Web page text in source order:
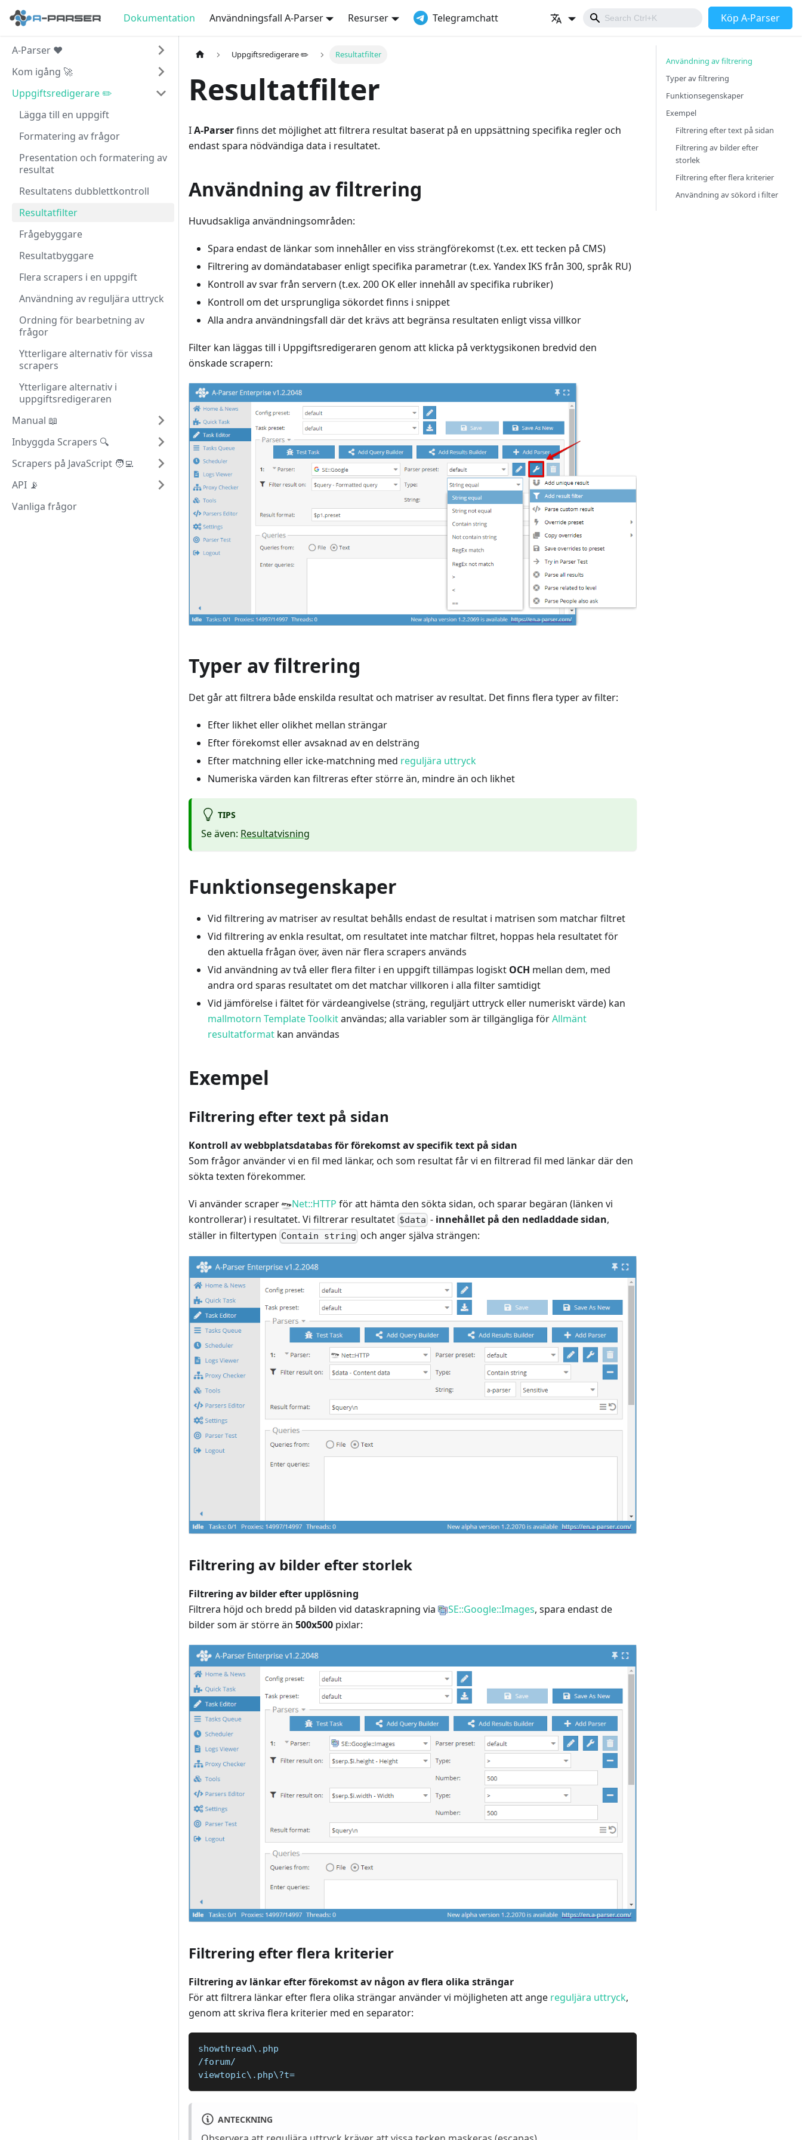
Dokumentation Användningsfall A-Parser Resurser Telegramchatt Köp A-Parser
A-Parser ❤️
Kom igång 🚀
Uppgiftsredigerare ✏️
Lägga till en uppgift
Formatering av frågor
Presentation och formatering av
resultat
Resultatens dubblettkontroll
Resultatfilter
Frågebyggare
Resultatbyggare
Flera scrapers i en uppgift
Användning av reguljära uttryck
Ordning för bearbetning av
frågor
Ytterligare alternativ för vissa
scrapers
Ytterligare alternativ i
uppgiftsredigeraren
Manual 📖
Inbyggda Scrapers 🔍
Scrapers på JavaScript 🧑‍💻
API 📡
Vanliga frågor
Uppgiftsredigerare ✏️ Resultatfilter
Resultatfilter
IA-Parserfinns det möjlighet att filtrera resultat baserat på en uppsättning specifika regler och
endast spara nödvändiga data i resultatet.
Användning av filtrering
Huvudsakliga användningsområden:
Spara endast de länkar som innehåller en viss strängförekomst (t.ex. ett tecken på CMS)
Filtrering av domändatabaser enligt specifika parametrar (t.ex. Yandex IKS från 300, språk RU)
Kontroll av svar från servern (t.ex. 200 OK eller innehåll av specifika rubriker)
Kontroll om det ursprungliga sökordet finns i snippet
Alla andra användningsfall där det krävs att begränsa resultaten enligt vissa villkor
Filter kan läggas till i Uppgiftsredigeraren genom att klicka på verktygsikonen bredvid den
önskade scrapern:
Typer av filtrering
Det går att filtrera både enskilda resultat och matriser av resultat. Det finns flera typer av filter:
Efter likhet eller olikhet mellan strängar
Efter förekomst eller avsaknad av en delsträng
Efter matchning eller icke-matchning med reguljära uttryck
Numeriska värden kan filtreras efter större än, mindre än och likhet
TIPS
Se även: Resultatvisning
Funktionsegenskaper
Vid filtrering av matriser av resultat behålls endast de resultat i matrisen som matchar filtret
Vid filtrering av enkla resultat, om resultatet inte matchar filtret, hoppas hela resultatet för
den aktuella frågan över, även när flera scrapers används
Vid användning av två eller flera filter i en uppgift tillämpas logiskt OCH mellan dem, med
andra ord sparas resultatet om det matchar villkoren i alla filter samtidigt
Vid jämförelse i fältet för värdeangivelse (sträng, reguljärt uttryck eller numeriskt värde) kan
mallmotorn Template Toolkitanvändas; alla variabler som är tillgängliga förAllmänt
resultatformat kan användas
Exempel
Filtrering efter text på sidan
Kontroll av webbplatsdatabas för förekomst av specifik text på sidan
Som frågor använder vi en fil med länkar, och som resultat får vi en filtrerad fil med länkar där den
sökta texten förekommer.
Vi använder scraper Net::HTTP för att hämta den sökta sidan, och sparar begäran (länken vi
kontrollerar) i resultatet. Vi filtrerar resultatet $data - innehållet på den nedladdade sidan,
ställer in filtertypen Contain string och anger själva strängen:
Filtrering av bilder efter storlek
Filtrering av bilder efter upplösning
Filtrera höjd och bredd på bilden vid dataskrapning via
SE::Google::Images, spara endast de
bilder som är större än 500x500 pixlar:
Filtrering efter flera kriterier
Filtrering av länkar efter förekomst av någon av flera olika strängar
För att filtrera länkar efter flera olika strängar använder vi möjligheten att ange reguljära uttryck,
genom att skriva flera kriterier med en separator:
showthread\.php
/forum/
viewtopic\.php\?t=
ANTECKNING
Användning av filtrering
Typer av filtrering
Funktionsegenskaper
Exempel
Filtrering efter text på sidan
Filtrering av bilder efter
storlek
Filtrering efter flera kriterier
Användning av sökord i filter